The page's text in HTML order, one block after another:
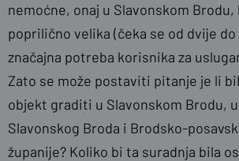
nemoćne, onaj u Slavonskom Brodu,
poprilično velika (čeka se od dvije do
značajna potreba korisnika za
Zato se može postaviti pitanje je li
objekt graditi u Slavonskom Brodu,
Slavonskog Broda i Brodsko-
županije? Koliko bi ta suradnja bila